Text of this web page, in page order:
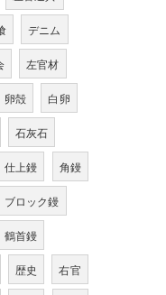
デニム
左官材
卵殻 白卵
石灰石
仕上鏝 角鏝
ブロック鏝
鶴首鏝
歴史 右官